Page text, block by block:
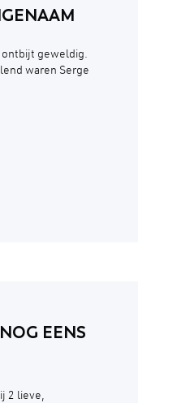
ontbijt geweldig.
waren Serge
EENS
2 lieve,